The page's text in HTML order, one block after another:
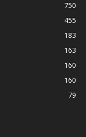
750
455
183
163
160
160
79